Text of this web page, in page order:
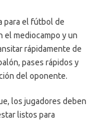
para el fútbol de
el mediocampo y un
rápidamente de
pases rápidos y
del oponente.
los jugadores deben
listos para